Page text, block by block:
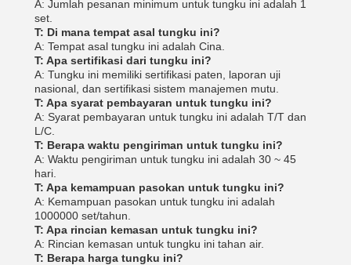
A: Jumlah pesanan minimum untuk tungku ini adalah 1
set.
T: Di mana tempat asal tungku ini?
A: Tempat asal tungku ini adalah Cina.
T: Apa sertifikasi dari tungku ini?
A: Tungku ini memiliki sertifikasi paten, laporan uji
nasional, dan sertifikasi sistem manajemen mutu.
T: Apa syarat pembayaran untuk tungku ini?
A: Syarat pembayaran untuk tungku ini adalah T/T dan
L/C.
T: Berapa waktu pengiriman untuk tungku ini?
A: Waktu pengiriman untuk tungku ini adalah 30 ~ 45
hari.
T: Apa kemampuan pasokan untuk tungku ini?
A: Kemampuan pasokan untuk tungku ini adalah
1000000 set/tahun.
T: Apa rincian kemasan untuk tungku ini?
A: Rincian kemasan untuk tungku ini tahan air.
T: Berapa harga tungku ini?